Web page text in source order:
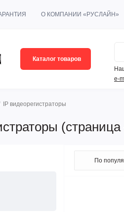
О КОМПАНИИ «РУСЛАЙН»
Каталог товаров
e-
IP видеорегистраторы
(страница